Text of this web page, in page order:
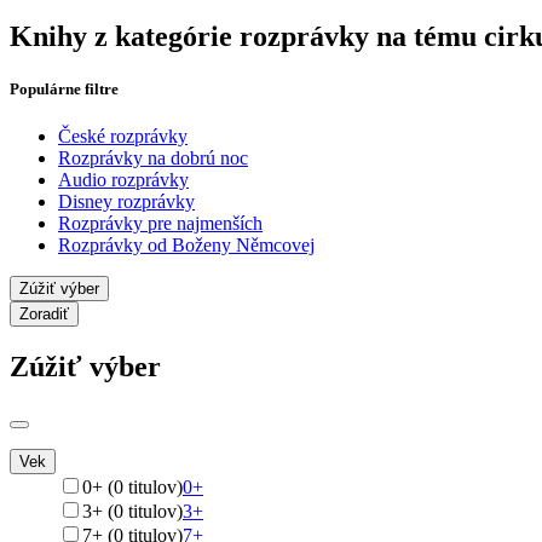
Knihy z kategórie rozprávky na tému
Populárne filtre
České rozprávky
Rozprávky na dobrú noc
Audio rozprávky
Disney rozprávky
Rozprávky pre najmenších
Rozprávky od Boženy Němcovej
Zúžiť výber
Zoradiť
Zúžiť výber
Vek
0+ (0 titulov)0+
3+ (0 titulov)3+
7+ (0 titulov)7+